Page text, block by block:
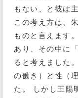
もない、と彼は
この考え方は、
ものと言えます
あり、その中に
ると考えました
の働き）と性（
た。 しかし王陽